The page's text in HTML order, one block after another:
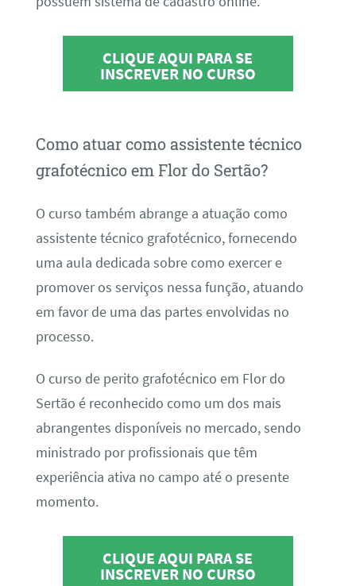
CLIQUE AQUI PARA SE
INSCREVER NO CURSO
Como atuar como assistente técnico
grafotécnico em Flor do Sertão?
O curso também abrange a atuação como
assistente técnico grafotécnico, fornecendo
uma aula dedicada sobre como exercer e
promover os serviços nessa função, atuando
em favor de uma das partes envolvidas no
processo.
O curso de perito grafotécnico em Flor do
Sertão é reconhecido como um dos mais
abrangentes disponíveis no mercado, sendo
ministrado por profissionais que têm
experiência ativa no campo até o presente
momento.
CLIQUE AQUI PARA SE
INSCREVER NO CURSO